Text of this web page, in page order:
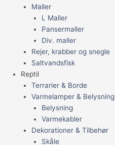
Maller
L Maller
Pansermaller
Div. maller
Rejer, krabber og snegle
Saltvandsfisk
Reptil
Terrarier & Borde
Varmelamper & Belysning
Belysning
Varmekabler
Dekorationer & Tilbehør
Skåle